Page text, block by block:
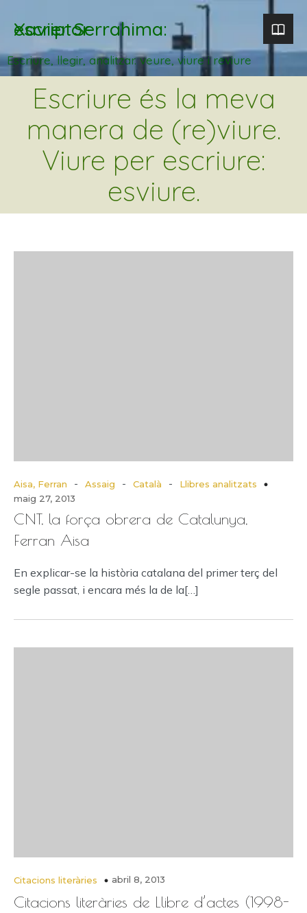
Xavier Serrahima: escriptor
Escriure, llegir, analitzar. veure, viure i reviure
Escriure és la meva
manera de (re)viure.
Viure per escriure:
esviure.
Aisa, Ferran - Assaig - Català -
Llibres analitzats
maig 27, 2013
CNT, la força obrera de Catalunya,
Ferran Aisa
En explicar-se la història catalana del primer terç del
segle passat, i encara més la de la[…]
Citacions literàries abril 8, 2013
Citacions literàries de Llibre d’actes (1998-